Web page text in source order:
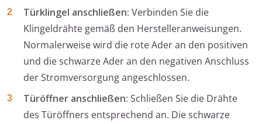
Türklingel anschließen: Verbinden Sie die
Klingeldrähte gemäß den Herstelleranweisungen.
Normalerweise wird die rote Ader an den positiven
und die schwarze Ader an den negativen Anschluss
der Stromversorgung angeschlossen.
Türöffner anschließen: Schließen Sie die Drähte
des Türöffners entsprechend an. Die schwarze